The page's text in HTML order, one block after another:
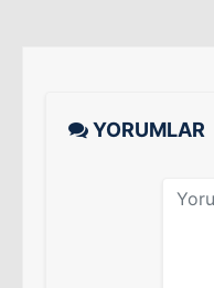
YORUMLAR